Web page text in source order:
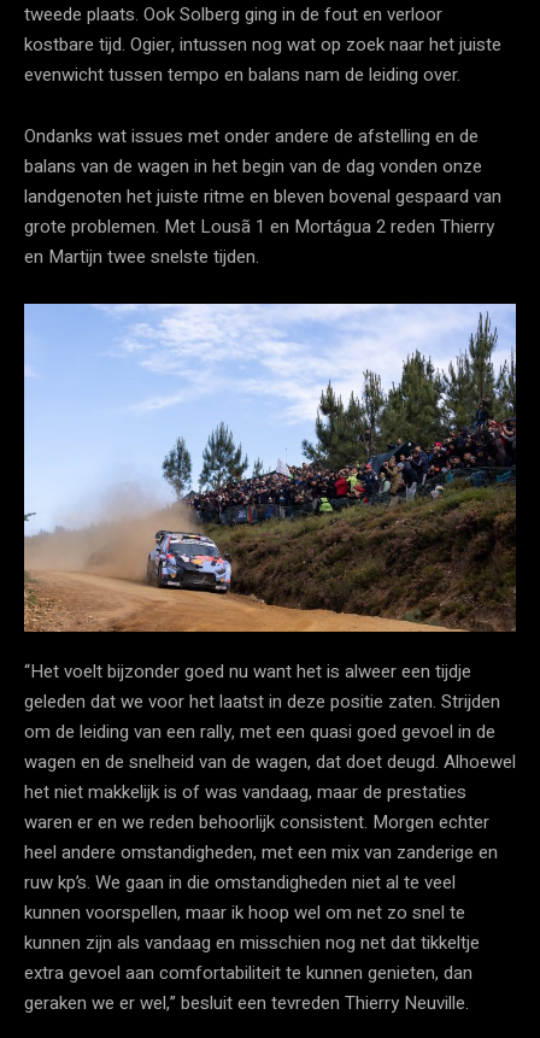
tweede plaats. Ook Solberg ging in de fout en verloor
kostbare tijd. Ogier, intussen nog wat op zoek naar het juiste
evenwicht tussen tempo en balans nam de leiding over.
Ondanks wat issues met onder andere de afstelling en de
balans van de wagen in het begin van de dag vonden onze
landgenoten het juiste ritme en bleven bovenal gespaard van
grote problemen. Met Lousã 1 en Mortágua 2 reden Thierry
en Martijn twee snelste tijden.
“Het voelt bijzonder goed nu want het is alweer een tijdje
geleden dat we voor het laatst in deze positie zaten. Strijden
om de leiding van een rally, met een quasi goed gevoel in de
wagen en de snelheid van de wagen, dat doet deugd. Alhoewel
het niet makkelijk is of was vandaag, maar de prestaties
waren er en we reden behoorlijk consistent. Morgen echter
heel andere omstandigheden, met een mix van zanderige en
ruw kp’s. We gaan in die omstandigheden niet al te veel
kunnen voorspellen, maar ik hoop wel om net zo snel te
kunnen zijn als vandaag en misschien nog net dat tikkeltje
extra gevoel aan comfortabiliteit te kunnen genieten, dan
geraken we er wel,” besluit een tevreden Thierry Neuville.